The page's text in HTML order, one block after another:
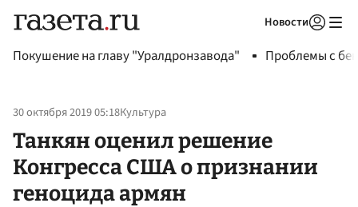
Новости
Покушение на главу "Уралдронзавода" Проблемы с
30 октября 2019 05:18Культура
Танкян оценил решение
Конгресса США о признании
геноцида армян